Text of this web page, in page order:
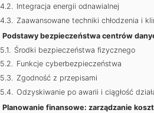
Integracja energii odnawialnej
Zaawansowane techniki chłodzenia i
Podstawy bezpieczeństwa centrów
Środki bezpieczeństwa fizycznego
Funkcje cyberbezpieczeństwa
Zgodność z przepisami
Odzyskiwanie po awarii i ciągłość
Planowanie finansowe: zarządzanie